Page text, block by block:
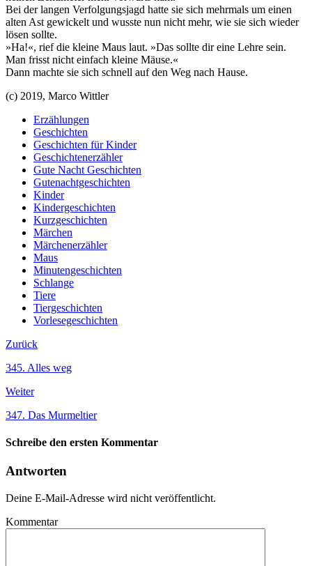
Bei der langen Verfolgungsjagd hatte sie sich mehrmals um einen
alten Ast gewickelt und wusste nun nicht mehr, wie sie sich wieder
lösen sollte.
»Ha!«, rief die kleine Maus laut. »Das sollte dir eine Lehre sein.
Man frisst nicht einfach kleine Mäuse.«
Dann machte sie sich schnell auf den Weg nach Hause.
(c) 2019, Marco Wittler
Erzählungen
Geschichten
Geschichten für Kinder
Geschichtenerzähler
Gute Nacht Geschichten
Gutenachtgeschichten
Kinder
Kindergeschichten
Kurzgeschichten
Märchen
Märchenerzähler
Maus
Minutengeschichten
Schlange
Tiere
Tiergeschichten
Vorlesegeschichten
Zurück
345. Alles weg
Weiter
347. Das Murmeltier
Schreibe den ersten Kommentar
Antworten
Deine E-Mail-Adresse wird nicht veröffentlicht.
Kommentar